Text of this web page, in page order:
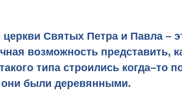
Святых Петра и Павла –
возможность
типа строились
они были деревянными.